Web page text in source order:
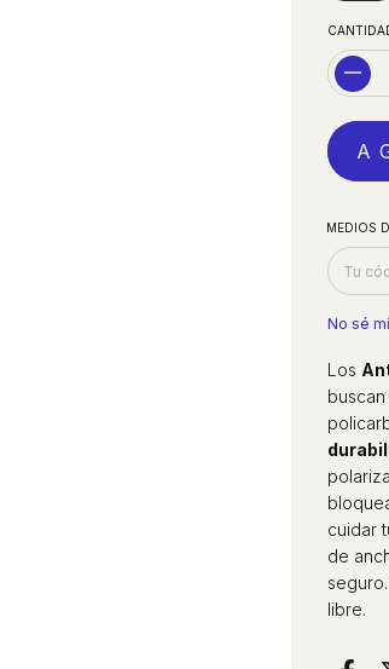
MEDIOS
No sé
Los
cuidar
de
libre.